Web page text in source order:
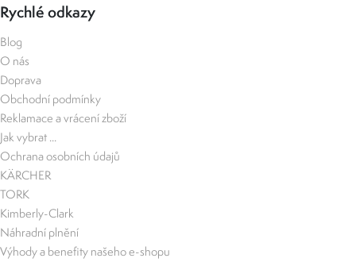
Rychlé odkazy
Blog
O nás
Doprava
Obchodní podmínky
Reklamace a vrácení zboží
Jak vybrat ...
Ochrana osobních údajů
KÄRCHER
TORK
Kimberly-Clark
Náhradní plnění
Výhody a benefity našeho e-shopu